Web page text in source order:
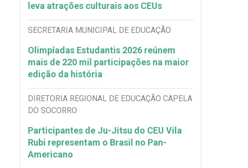
leva atrações culturais aos CEUs
SECRETARIA MUNICIPAL DE EDUCAÇÃO
Olimpíadas Estudantis 2026 reúnem
mais de 220 mil participações na maior
edição da história
DIRETORIA REGIONAL DE EDUCAÇÃO CAPELA
DO SOCORRO
Participantes de Ju-Jitsu do CEU Vila
Rubi representam o Brasil no Pan-
Americano